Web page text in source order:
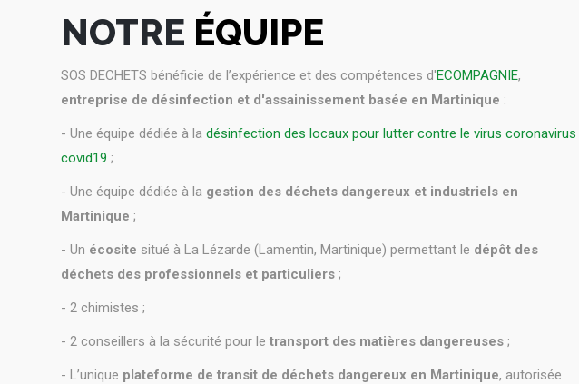
NOTRE ÉQUIPE
SOS DECHETS bénéficie de l’expérience et des compétences d'ECOMPAGNIE,
entreprise de désinfection et d'assainissement basée en Martinique :
- Une équipe dédiée à la désinfection des locaux pour lutter contre le virus coronavirus
covid19 ;
- Une équipe dédiée à la gestion des déchets dangereux et industriels en
Martinique ;
- Un écosite situé à La Lézarde (Lamentin, Martinique) permettant le dépôt des
déchets des professionnels et particuliers ;
- 2 chimistes ;
- 2 conseillers à la sécurité pour le transport des matières dangereuses ;
- L’unique plateforme de transit de déchets dangereux en Martinique, autorisée